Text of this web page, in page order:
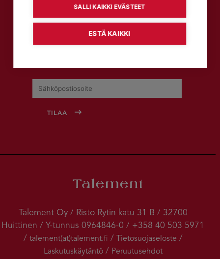
Talement Oy / Risto Rytin katu 31 B / 32700
Huittinen / Y-tunnus 0964846-0 / +358 40 503 5971
/ talement(at)talement.fi / Tietosuojaseloste /
Laskutuskäytäntö/ Peruutusehdot
SALLI KAIKKI EVÄSTEET
ESTÄ KAIKKI